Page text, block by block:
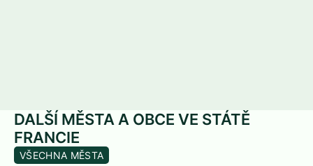
DALŠÍ MĚSTA A OBCE VE STÁTĚ
FRANCIE
VŠECHNA MĚSTA